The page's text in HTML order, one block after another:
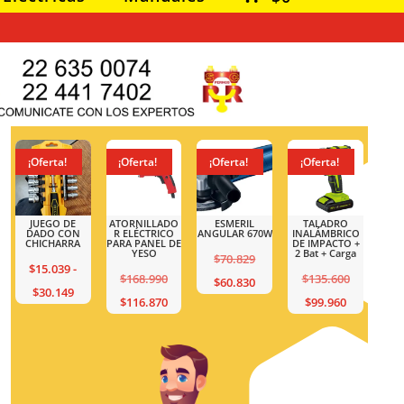
precio
¡Oferta!
JUEGO DE
DADO CON
CHICHARRA
$15.039
$30.149
de
¡Oferta!
ATORNILLADO
R ELÉCTRICO
PARA PANEL DE
YESO
$168.990
era:
$168.990.
$116.870
actual
es:
$116.870.
¡Oferta!
ESMERIL
ANGULAR 670W
$70.829
precio
original
$70.829.
$60.830
precio
es:
¡Oferta!
TALADRO
INALÁMBRICO
DE IMPACTO +
2 Bat + Carga
$135.600
$99.960El
actual